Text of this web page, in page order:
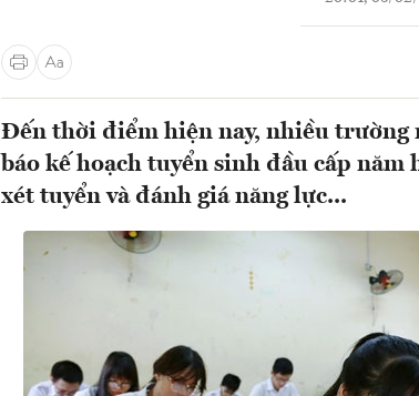
Đến thời điểm hiện nay, nhiều trường
báo kế hoạch tuyển sinh đầu cấp
xét tuyển và đánh giá năng lực...